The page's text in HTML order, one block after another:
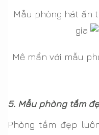
Mẫu phòng hát ấn
gia
Mê mẩn với mẫu
5. Mẫu phòng tắm
Phòng tắm đẹp